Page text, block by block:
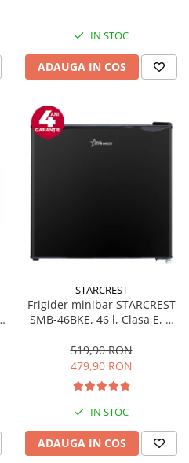
IN STOC
ADAUGA IN COS
STARCREST
Frigider minibar STARCREST
SMB-46BKE, 46 l, Clasa E, H
519,90 RON
479,90 RON
IN STOC
ADAUGA IN COS